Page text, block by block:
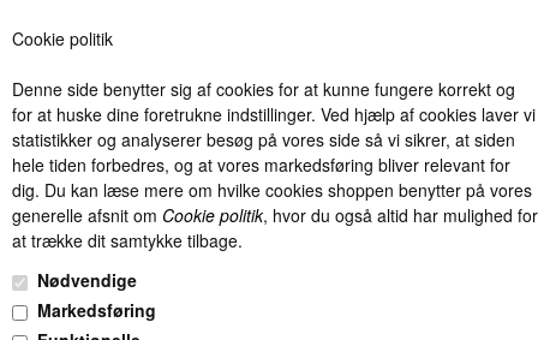
Cookie politik
Denne side benytter sig af cookies for at kunne fungere korrekt og
for at huske dine foretrukne indstillinger. Ved hjælp af cookies laver vi
statistikker og analyserer besøg på vores side så vi sikrer, at siden
hele tiden forbedres, og at vores markedsføring bliver relevant for
dig. Du kan læse mere om hvilke cookies shoppen benytter på vores
generelle afsnit om Cookie politik, hvor du også altid har mulighed for
at trække dit samtykke tilbage.
Nødvendige
Markedsføring
Billig levering fra kun 40 kr. med Postnord og DAO og fri fragt over
1000 kr. (Gælder kun Danmark).
Unik Kids I/S - Møllevangen 7 - 8382 Hinnerup - Tlf.: 22486061 -